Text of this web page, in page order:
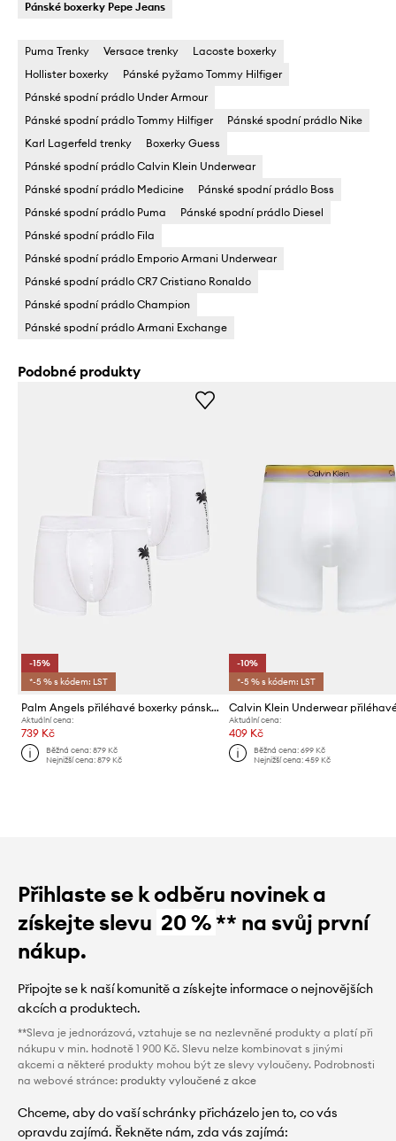
Pánské boxerky Pepe Jeans
Puma Trenky Versace trenky
Lacoste boxerky
Hollister boxerky
Pánské pyžamo Tommy Hilfiger
Pánské spodní prádlo Under Armour
Pánské spodní prádlo Tommy Hilfiger
Pánské spodní prádlo Nike
Karl Lagerfeld trenky
Boxerky Guess
Pánské spodní prádlo Calvin Klein Underwear
Pánské spodní prádlo Medicine
Pánské spodní prádlo Boss
Pánské spodní prádlo Puma
Pánské spodní prádlo Diesel
Pánské spodní prádlo Fila
Pánské spodní prádlo Emporio Armani Underwear
Pánské spodní prádlo CR7 Cristiano Ronaldo
Pánské spodní prádlo Champion
Pánské spodní prádlo Armani Exchange
Podobné produkty
-15%
*-5 % s kódem: LST
Palm Angels přiléhavé boxerky pánské bavlněné s elastanem 2-pack
Aktuální cena:
739 Kč
Běžná cena:879 Kč
Nejnižší cena:879 Kč
-10%
*-5 % s kódem: LST
Aktuální cena:
409 Kč
Běžná cena: 699 Kč
Nejnižší cena: 459 Kč
Přihlaste se k odběru novinek a
získejte slevu 20 %** na svůj první
nákup.
Připojte se k naší komunitě a získejte informace o nejnovějších
akcích a produktech.
**Sleva je jednorázová, vztahuje se na nezlevněné produkty a platí při
nákupu v min. hodnotě 1 900 Kč. Slevu nelze kombinovat s jinými
akcemi a některé produkty mohou být ze slevy vyloučeny. Podrobnosti
na webové stránce: produkty vyloučené z akce
Chceme, aby do vaší schránky přicházelo jen to, co vás
opravdu zajímá. Řekněte nám, zda vás zajímá: